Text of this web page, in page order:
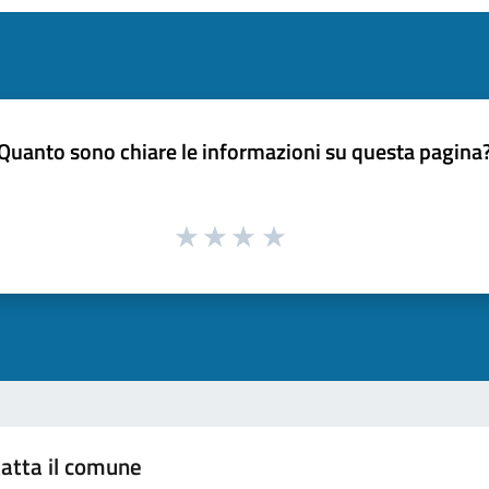
sono chiare le informazioni su questa
il comune